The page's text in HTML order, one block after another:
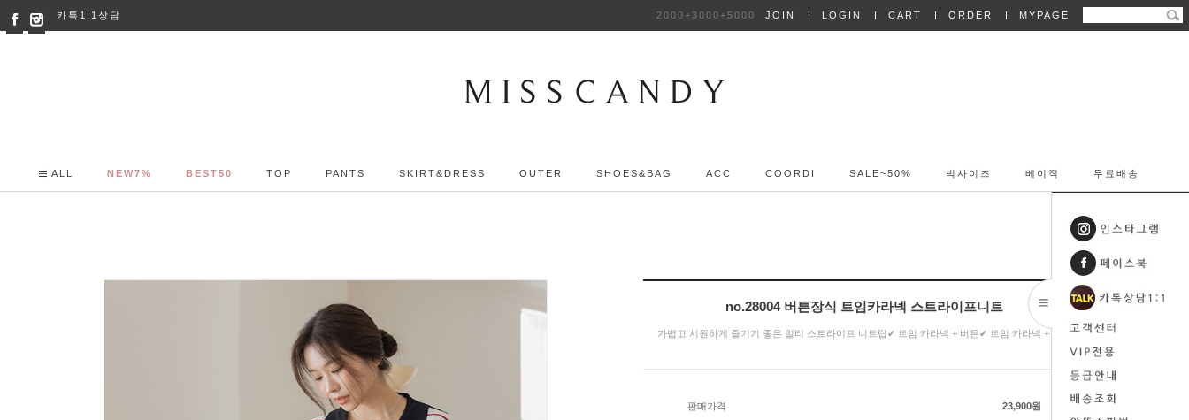
카톡1:1상담 2000+3000+5000 JOIN LOGIN CART ORDER MYPAGE
ALL NEW7% BEST50 TOP PANTS SKIRT&DRESS OUTER SHOES&BAG ACC COORDI SALE~50% 빅사이즈 베이직 무료배송
no.28004 버튼장식 트임카라넥 스트라이프니트
가볍고 시원하게 즐기기 좋은 멀티 스트라이프 니트탑✔ 트임 카라넥 + 버튼✔ 트임 카라넥 + 버튼
판매가격 23,900원